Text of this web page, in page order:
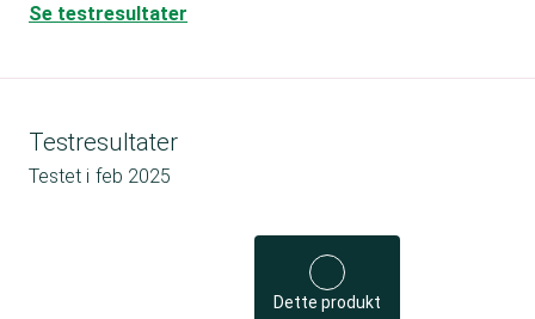
Se testresultater
Testresultater
Testet i feb 2025
Dette produkt